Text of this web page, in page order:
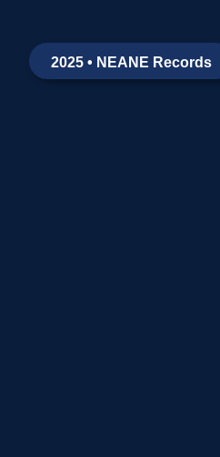
2025 • NEANE Records